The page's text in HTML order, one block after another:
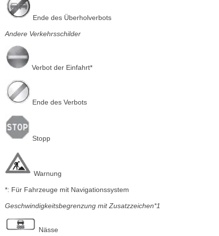
Ende des Überholverbots
Andere Verkehrsschilder
Verbot der Einfahrt*
Ende des Verbots
Stopp
Warnung
*: Für Fahrzeuge mit Navigationssystem
Geschwindigkeitsbegrenzung mit Zusatzzeichen*1
Nässe